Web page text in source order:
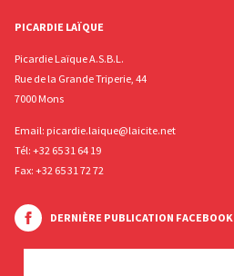
PICARDIE LAÏQUE
Picardie Laïque A.S.B.L.
Rue de la Grande Triperie, 44
7000 Mons
Email: picardie.laique@laicite.net
Tél: +32 65 31 64 19
Fax: +32 65 31 72 72
DERNIÈRE PUBLICATION FACEBOOK